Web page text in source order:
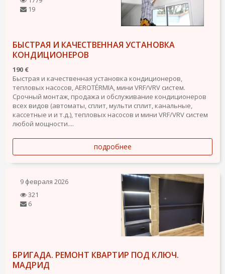
19
БЫСТРАЯ И КАЧЕСТВЕННАЯ УСТАНОВКА
КОНДИЦИОНЕРОВ
190 €
Быстрая и качественная установка кондиционеров,
тепловых насосов, AEROTÉRMIA, мини VRF/VRV систем.
Срочный монтаж, продажа и обслуживание кондиционеров
всех видов (автоматы, сплит, мульти сплит, канальные,
кассетные и и т.д.), тепловых насосов и мини VRF/VRV систем
любой мощности....
подробнее
9 февраля 2026
321
6
БРИГАДА. РЕМОНТ КВАРТИР ПОД КЛЮЧ.
МАДРИД